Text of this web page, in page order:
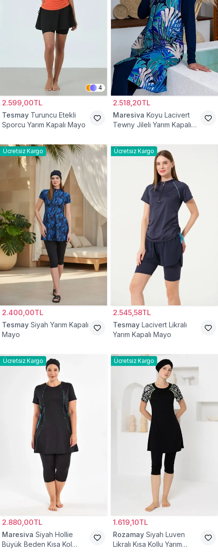
4
2.599,00TL
Tesmay Turuncu Etekli
Sporcu Yarım Kapalı Mayo
2.518,20TL
Maresiva Koyu Lacivert
Tewny Jileli Yarım Kapalı
Ücretsiz Kargo
2.400,00TL
Tesmay Siyah Yarım Kapalı
Mayo
Ücretsiz Kargo
2.545,58TL
Tesmay Lacivert Likralı
Yarım Kapalı Mayo
Ücretsiz Kargo
2.880,00TL
Maresiva Siyah Hollie
Büyük Beden Kısa Kol
Ücretsiz Kargo
1.619,10TL
Rozamay Siyah Luven
Likralı Kısa Kollu Yarım